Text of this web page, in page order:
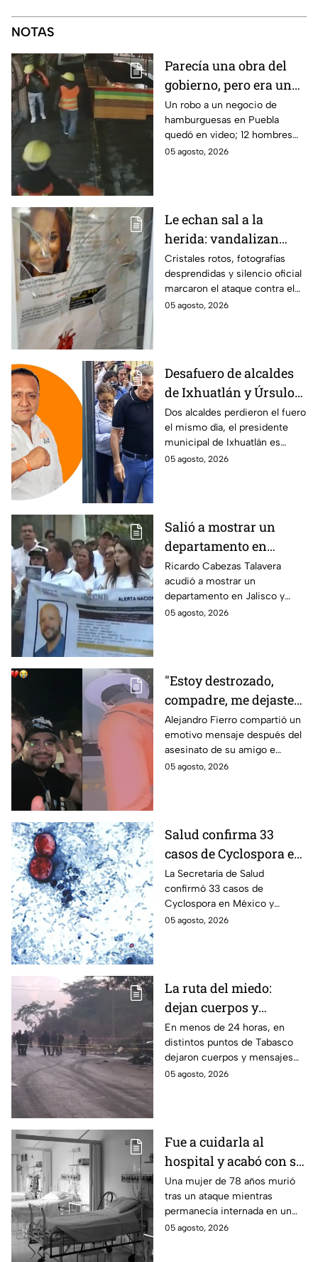
NOTAS
Parecía una obra del
gobierno, pero era un
robo planeado: Así
saquearon negocio de
hamburguesas en
Puebla
Un robo a un negocio de
hamburguesas en Puebla
quedó en video; 12 hombres
habrían fingido ser
05 agosto, 2026
Le echan sal a la
herida: vandalizan
memorial de
desaparecidos en
Veracruz en medio de
crisis
Cristales rotos, fotografías
desprendidas y silencio oficial
marcaron el ataque contra el
memorial de desaparecidos,
05 agosto, 2026
Desafuero de alcaldes
de Ixhuatlán y Úrsulo
Galván: uno de ellos
está implicado en el
asesinato de la
periodista Roxana
Dos alcaldes perdieron el fuero
el mismo día, el presidente
municipal de Ixhuatlán es
investigado por el secuestro y
05 agosto, 2026
Salió a mostrar un
departamento en
Zapopan y no volvió a
casa: Buscan a Ricardo
Cabezas Talavera en
Jalisco
Ricardo Cabezas Talavera
acudió a mostrar un
departamento en Jalisco y
después desapareció;
05 agosto, 2026
"Estoy destrozado,
compadre, me dejaste":
Así reaccionó
Alejandro Fierro al
asesinato del
influencer César
Alejandro Fierro compartió un
emotivo mensaje después del
asesinato de su amigo e
influencer César Gastélum;
05 agosto, 2026
Salud confirma 33
casos de Cyclospora en
México: ¿en qué estado
se reportan los brotes
de diarrea explosiva?
La Secretaría de Salud
confirmó 33 casos de
Cyclospora en México y
mantiene investigaciones en
05 agosto, 2026
La ruta del miedo:
dejan cuerpos y
mensajes criminales
en carreteras de
Tabasco en un solo día
En menos de 24 horas, en
distintos puntos de Tabasco
dejaron cuerpos y mensajes
criminales en varias carreteras
05 agosto, 2026
Fue a cuidarla al
hospital y acabó con su
vida: Hombre habría
asfixiado a su suegra
mientras estaba
internada en Veracruz
Una mujer de 78 años murió
tras un ataque mientras
permanecía internada en un
hospital de Veracruz;
05 agosto, 2026